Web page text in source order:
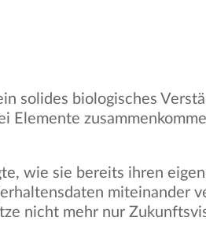
solides biologisches
wie sie bereits ihren
miteinander
nicht mehr nur